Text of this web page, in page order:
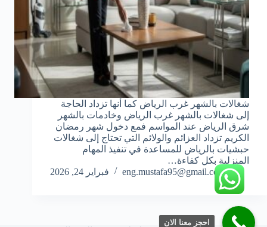
شغالات بالشهر غرب الرياض كما أنها تزداد الحاجة
إلى شغالات بالشهر غرب الرياض وخادمات بالشهر
شرق الرياض عند المواسم فمع دخول شهر رمضان
الكريم تزداد العزائم والولائم التي تحتاج إلى شغالات
حبشيات بالرياض للمساعدة في تنفيذ المهام
المنزلية بكل كفاءة…
eng.mustafa95@gmail.com
فبراير 24, 2026
احجز معنا الان